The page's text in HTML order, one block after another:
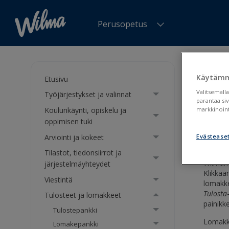
Perusopetus
Etusivu
Työjärjestykset ja valinnat
Koulunkäynti, opiskelu ja
oppimisen tuki
Arviointi ja kokeet
Tilastot, tiedonsiirrot ja
järjestelmäyhteydet
Viestintä
Tulosteet ja lomakkeet
Tulostepankki
Lomakepankki
Tulosta
parantaa